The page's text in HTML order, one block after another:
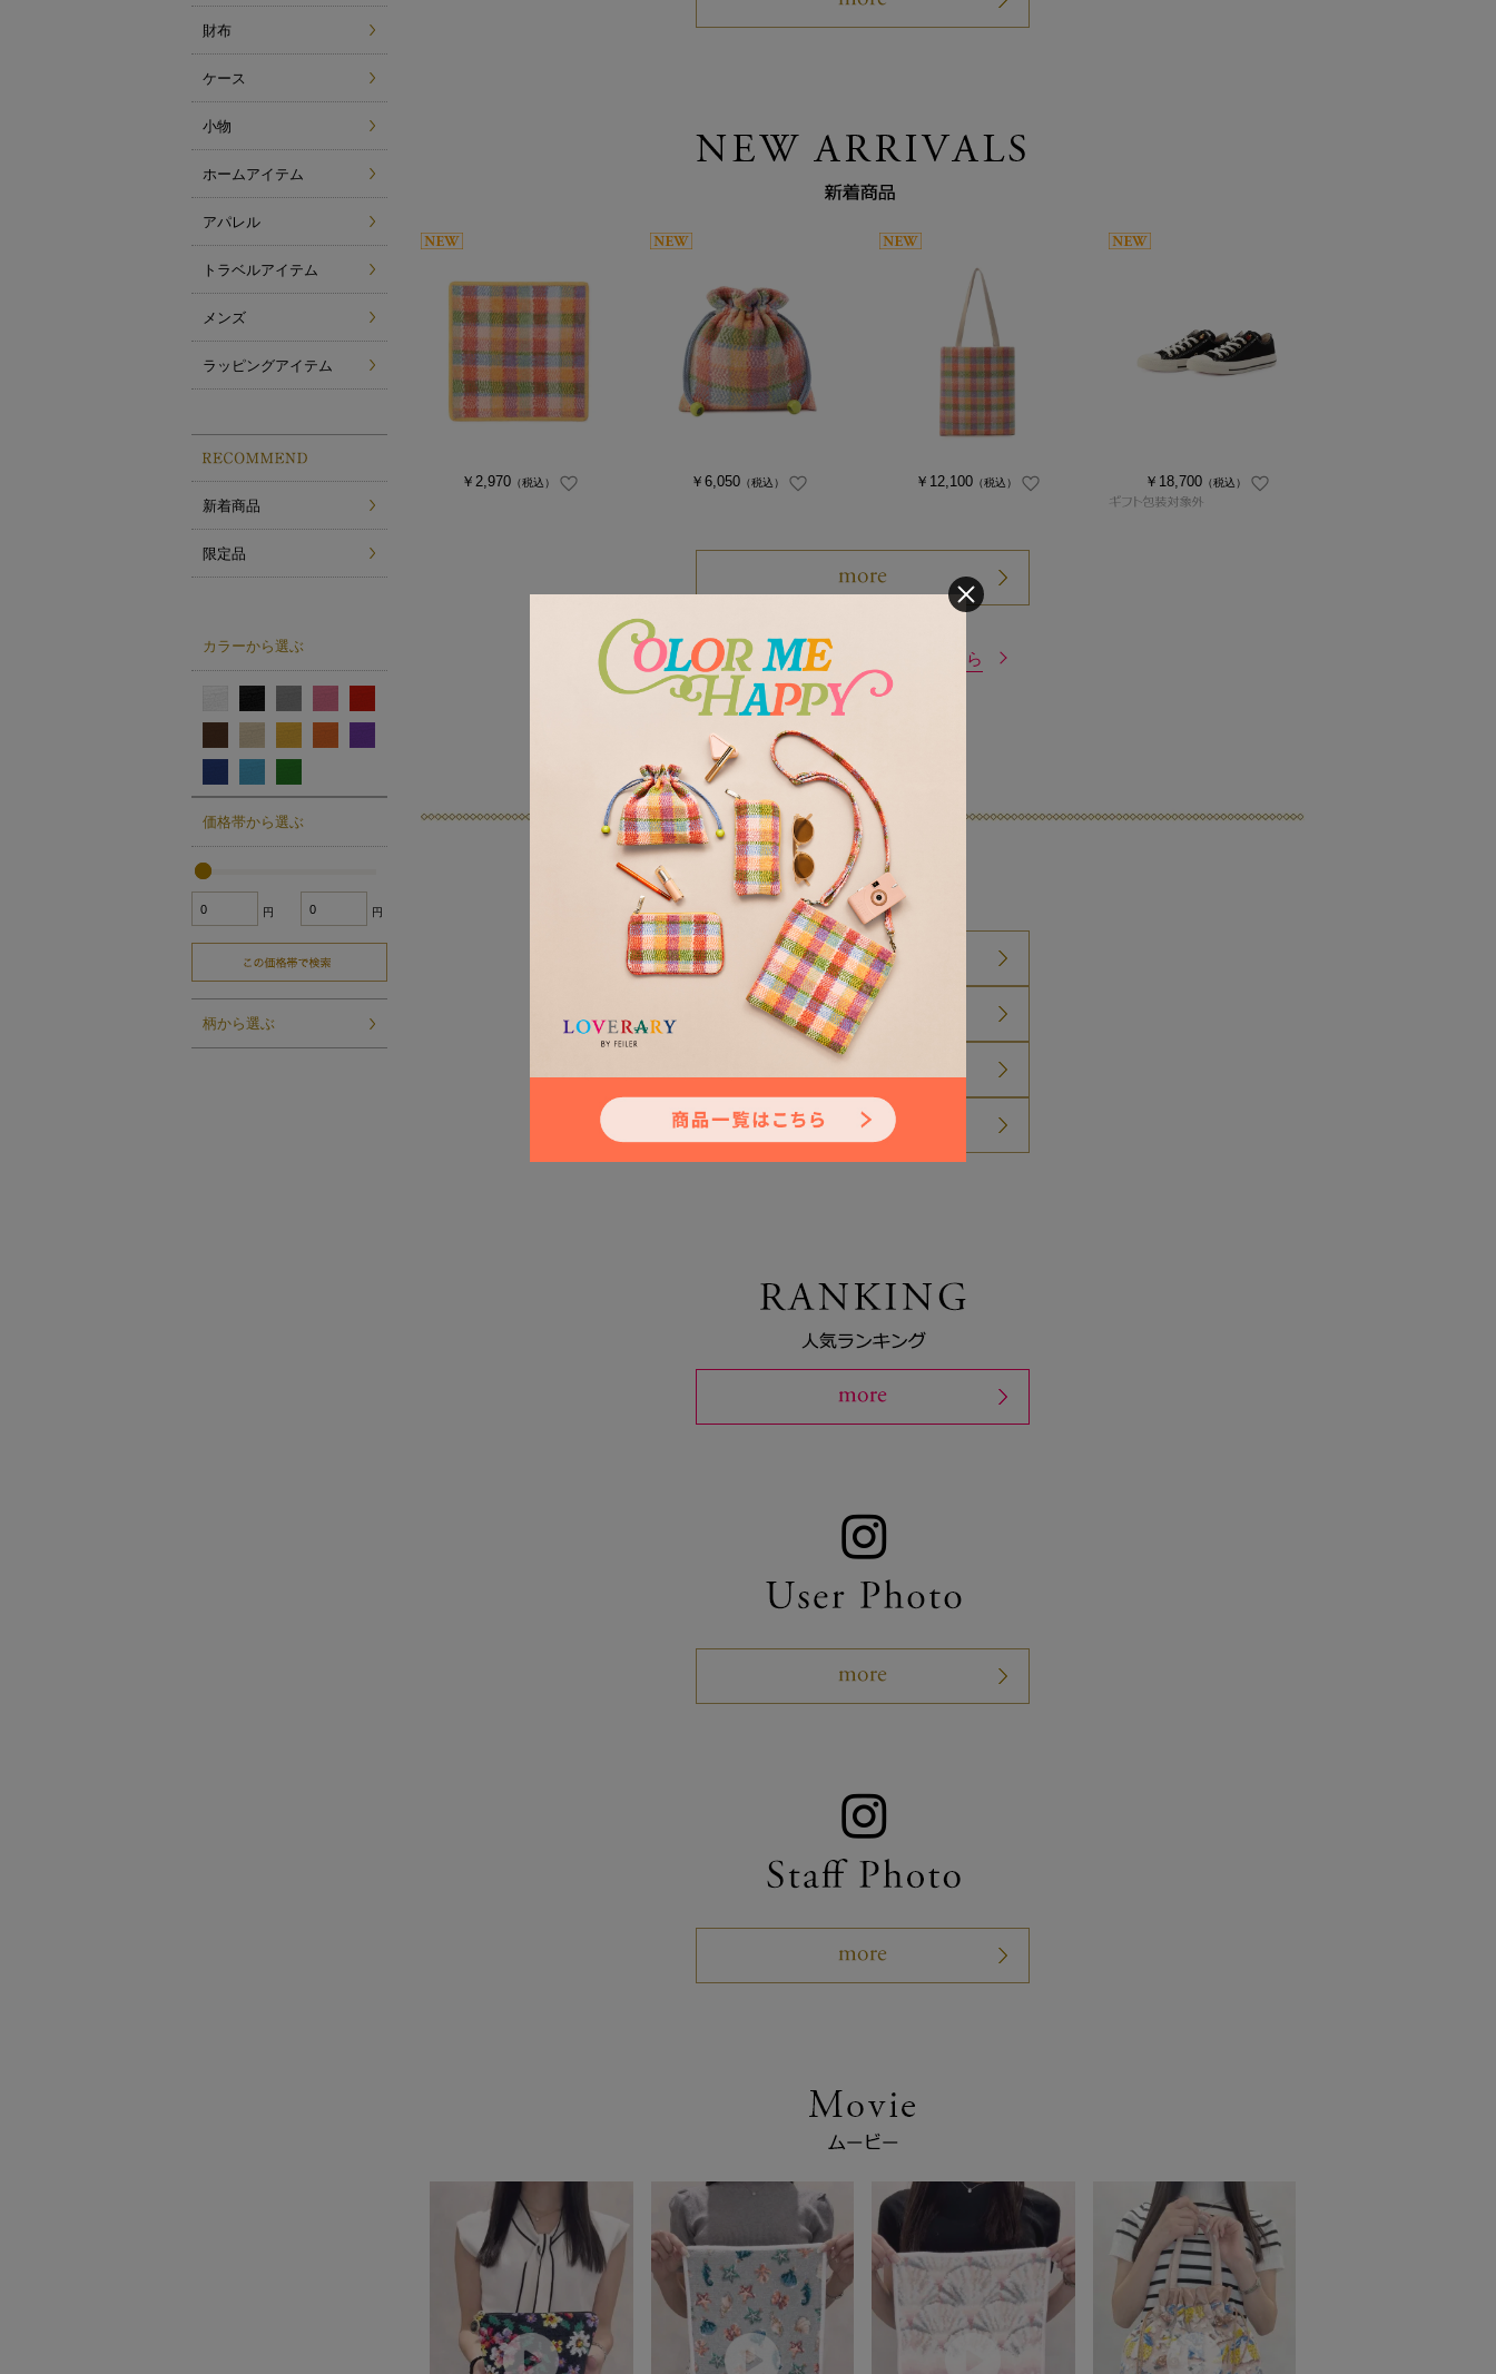
￥2,970（税込） ￥6,050（税込） ￥12,100 （税込） ￥18,700 （税込）
LOVERARY 新着商品はこちら
財布
ケース
小物
ホームアイテム
アパレル
トラベルアイテム
メンズ
ラッピングアイテム
新着商品
限定品
カラーから選ぶ
価格帯から選ぶ
円 円
柄から選ぶ